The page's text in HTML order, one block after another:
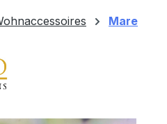
Mare